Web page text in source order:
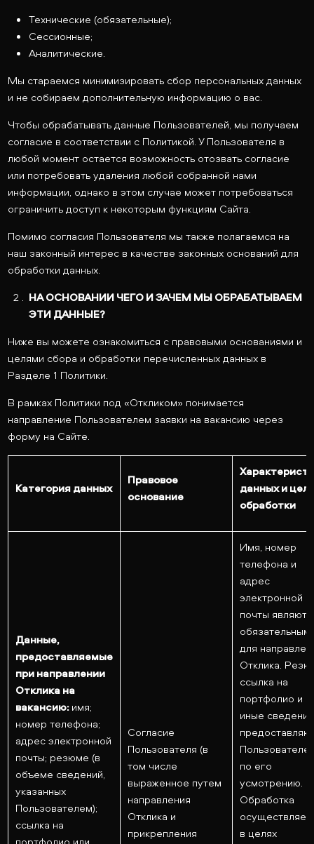
Технические (обязательные);
Сессионные;
Аналитические.
Мы стараемся минимизировать сбор персональных данных
и не собираем дополнительную информацию о вас.
Чтобы обрабатывать данные Пользователей, мы получаем
согласие в соответствии с Политикой. У Пользователя в
любой момент остается возможность отозвать согласие
или потребовать удаления любой собранной нами
информации, однако в этом случае может потребоваться
ограничить доступ к некоторым функциям Сайта.
Помимо согласия Пользователя мы также полагаемся на
наш законный интерес в качестве законных оснований для
обработки данных.
НА ОСНОВАНИИ ЧЕГО И ЗАЧЕМ МЫ ОБРАБАТЫВАЕМ
ЭТИ ДАННЫЕ?
Ниже вы можете ознакомиться с правовыми основаниями и
целями сбора и обработки перечисленных данных в
Разделе 1 Политики.
В рамках Политики под «Откликом» понимается
направление Пользователем заявки на вакансию через
форму на Сайте.
Категория данных
Правовое
основание
данных и
обработки
Данные,
предоставляемые
при направлении
Отклика на
вакансию:имя;
номер телефона;
адрес электронной
почты; резюме (в
объеме сведений,
указанных
Пользователем);
ссылка на
Согласие
Пользователя (в
том числе
выраженное путем
направления
Отклика и
прикрепления
Имя, номер
телефона и
адрес
электронной
почты
для
Отклика.
ссылка на
портфолио и
иные сведения
по его
усмотрению.
Обработка
в целях